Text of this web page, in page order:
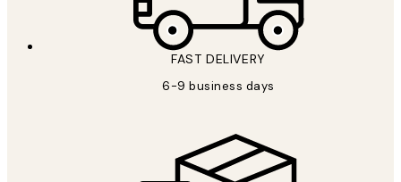
FAST DELIVERY
6-9 business days